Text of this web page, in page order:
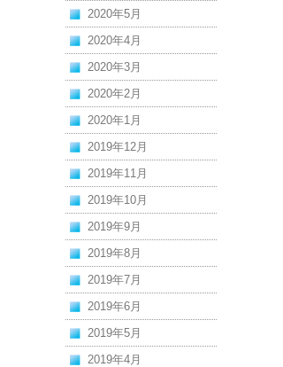
2020年5月
2020年4月
2020年3月
2020年2月
2020年1月
2019年12月
2019年11月
2019年10月
2019年9月
2019年8月
2019年7月
2019年6月
2019年5月
2019年4月